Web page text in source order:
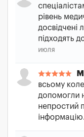
рівень
досвідчені
підходять
июля
всьому
допомогли
непростий